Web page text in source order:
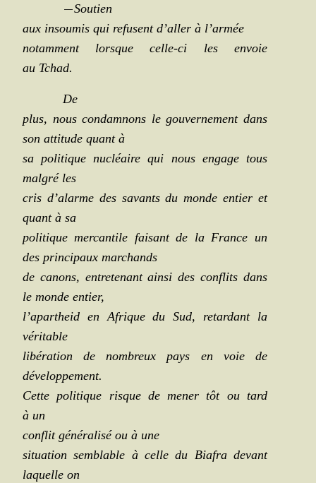
—Sou­tien
aux insou­mis qui refusent d’aller à l’armée
notam­ment lorsque celle-ci les envoie
au Tchad.
De
plus, nous condam­nons le gou­ver­ne­ment dans
son atti­tude quant à
sa poli­tique nucléaire qui nous engage tous
mal­gré les
cris d’alarme des savants du monde entier et
quant à sa
poli­tique mer­can­tile fai­sant de la France un
des prin­ci­paux marchands
de canons, entre­te­nant ain­si des conflits dans
le monde entier,
l’apartheid en Afrique du Sud, retar­dant la
véritable
libé­ra­tion de nom­breux pays en voie de
développement.
Cette poli­tique risque de mener tôt ou tard
à un
conflit géné­ra­li­sé ou à une
situa­tion sem­blable à celle du Bia­fra devant
laquelle on